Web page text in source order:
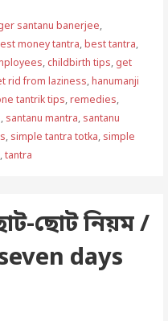
santanu banerjee,
money tantra,best tantra,
, childbirth tips, get
rid from laziness,hanumanji
tantrik tips,remedies,
, santanu mantra, santanu
, simple tantra totka, simple
,tantra
ছোট নিয়ম /
days